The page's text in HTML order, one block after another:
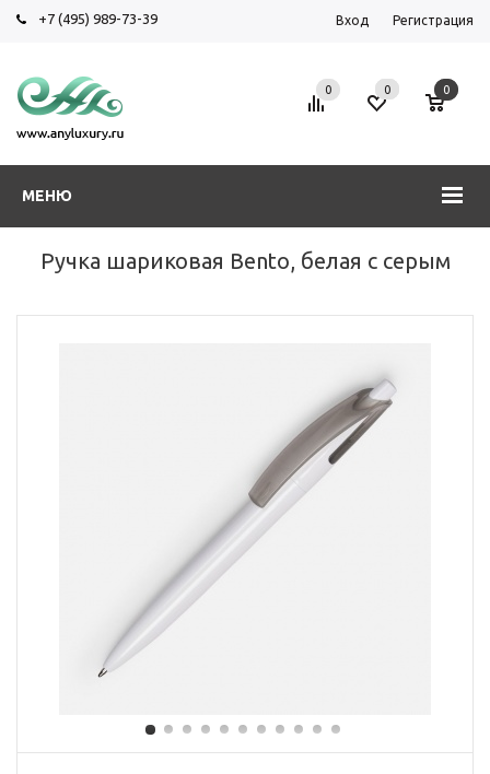
+7 (495) 989-73-39 Вход Регистрация
МЕНЮ
0 0 0
Ручка шариковая Bento, белая с серым